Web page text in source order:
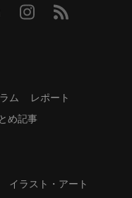
ム
レポート
め記事
イラスト・アート